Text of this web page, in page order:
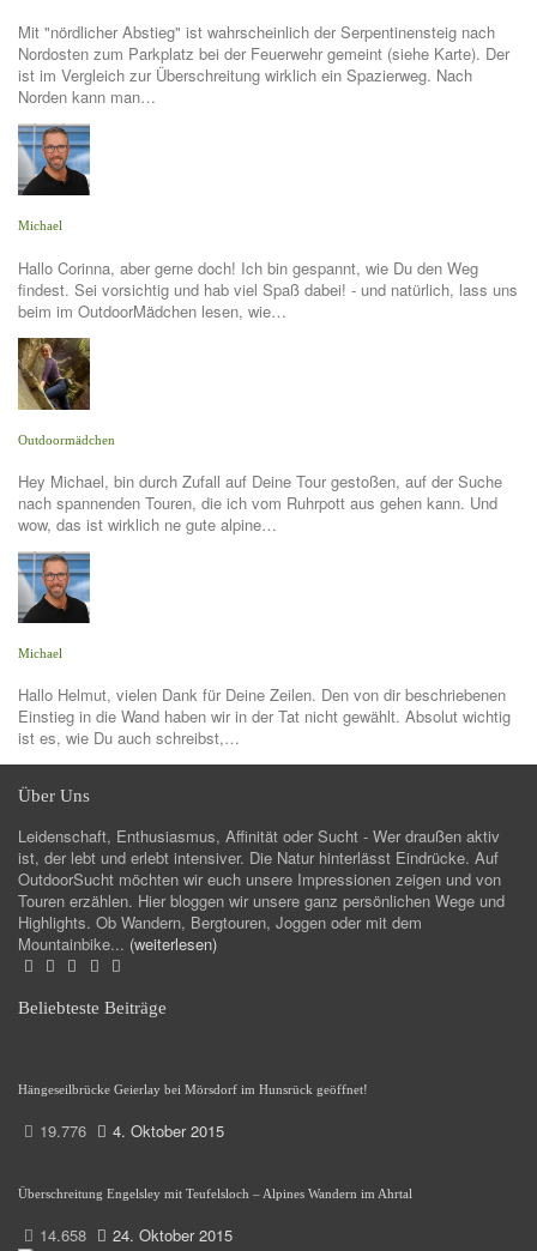
Mit "nördlicher Abstieg" ist wahrscheinlich der Serpentinensteig nach
Nordosten zum Parkplatz bei der Feuerwehr gemeint (siehe Karte). Der
ist im Vergleich zur Überschreitung wirklich ein Spazierweg. Nach
Norden kann man…
Michael
Hallo Corinna, aber gerne doch! Ich bin gespannt, wie Du den Weg
findest. Sei vorsichtig und hab viel Spaß dabei! - und natürlich, lass uns
beim im OutdoorMädchen lesen, wie…
Outdoormädchen
Hey Michael, bin durch Zufall auf Deine Tour gestoßen, auf der Suche
nach spannenden Touren, die ich vom Ruhrpott aus gehen kann. Und
wow, das ist wirklich ne gute alpine…
Michael
Hallo Helmut, vielen Dank für Deine Zeilen. Den von dir beschriebenen
Einstieg in die Wand haben wir in der Tat nicht gewählt. Absolut wichtig
ist es, wie Du auch schreibst,…
Über Uns
Leidenschaft, Enthusiasmus, Affinität oder Sucht - Wer draußen aktiv
ist, der lebt und erlebt intensiver. Die Natur hinterlässt Eindrücke. Auf
OutdoorSucht möchten wir euch unsere Impressionen zeigen und von
Touren erzählen. Hier bloggen wir unsere ganz persönlichen Wege und
Highlights. Ob Wandern, Bergtouren, Joggen oder mit dem
Mountainbike... (weiterlesen)
Beliebteste Beiträge
Hängeseilbrücke Geierlay bei Mörsdorf im Hunsrück geöffnet!
19.776 4. Oktober 2015
Überschreitung Engelsley mit Teufelsloch – Alpines Wandern im Ahrtal
14.658 24. Oktober 2015